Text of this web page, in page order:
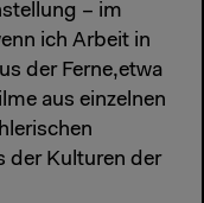
– im
ich Arbeit in
der Ferne,etwa
aus einzelnen
der Kulturen der